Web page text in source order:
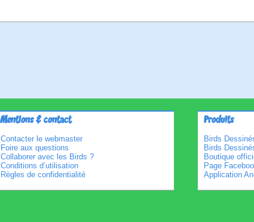
Mentions & contact
Contacter le webmaster
Foire aux questions
Collaborer avec les Birds ?
Conditions d’utilisation
Règles de confidentialité
Produits
Birds
Birds
Boutique
Page
Application